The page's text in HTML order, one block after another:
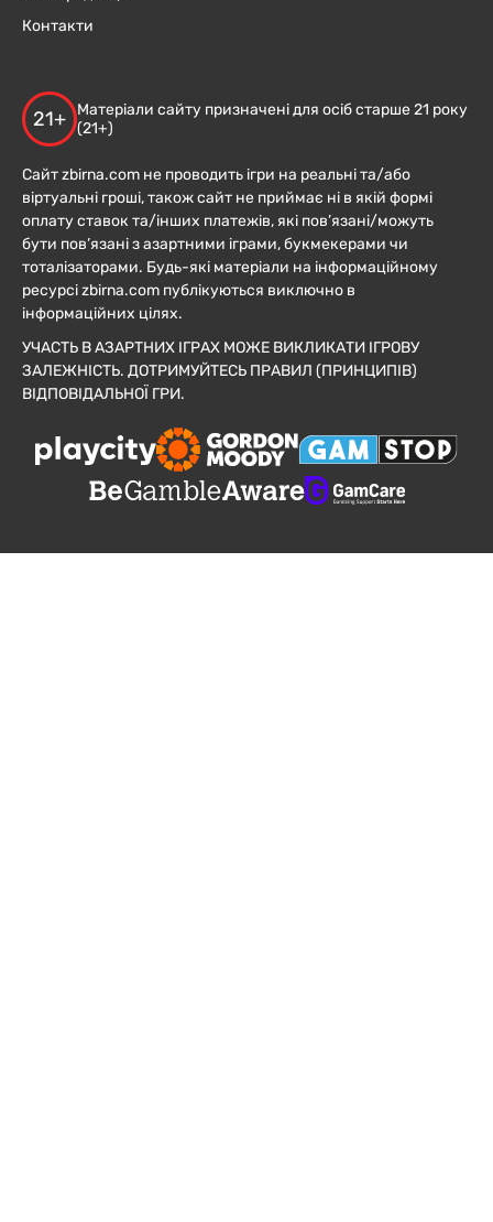
Контакти
21+
Матеріали сайту призначені для осіб старше 21 року
(21+)
Сайт zbirna.com не проводить ігри на реальні та/або
віртуальні гроші, також сайт не приймає ні в якій формі
оплату ставок та/інших платежів, які пов’язані/можуть
бути пов’язані з азартними іграми, букмекерами чи
тоталізаторами. Будь-які матеріали на інформаційному
ресурсі zbirna.com публікуються виключно в
інформаційних цілях.
УЧАСТЬ В АЗАРТНИХ ІГРАХ МОЖЕ ВИКЛИКАТИ ІГРОВУ
ЗАЛЕЖНІСТЬ. ДОТРИМУЙТЕСЬ ПРАВИЛ (ПРИНЦИПІВ)
ВІДПОВІДАЛЬНОЇ ГРИ.